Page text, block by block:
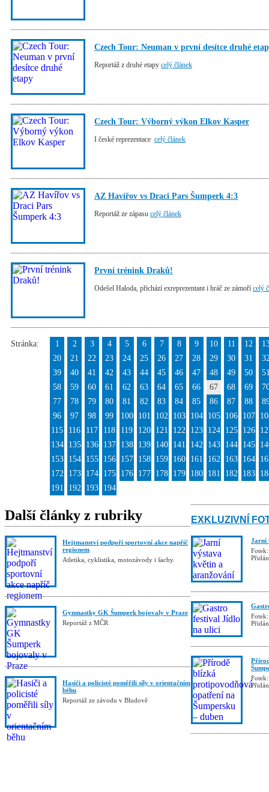
Czech Tour: Neuman v první desítce druhé
Reportáž z druhé etapy celý článek
Czech Tour: Výborný výkon Elkov Kasper
I české reprezentace celý článek
AZ Havířov vs Draci Pars Šumperk 4:3
Reportáž ze zápasu celý článek
První trénink Draků!
Odešel Haloda, přichází exreprezentant i hráč ze zámoří celý
Stránka: 1 2 3 4 5 6 7 8 9 10 11 12
20
21 22 23 24 25 26 27 28 29 30 31
39
40 41 42 43 44 45 46 47 48 49 50
58
59 60 61 62 63 64 65 66 67 68 69
77
78 79 80 81 82 83 84 85 86 87 88
96
97 98 99 100 101 102 103 104 105 106 107
115
116 117 118 119 120 121 122 123 124 125 126
134
135 136 137 138 139 140 141 142 143 144 145
153
154 155 156 157 158 159 160 161 162 163 164
172
173 174 175 176 177 178 179 180 181 182 183
191
192 193 194
Další články z rubriky
Hejtmanství podpoří sportovní akce napříč
regionem
Atletika, cyklistika, motozávody i šachy.
Gymnastky GK Šumperk bojovaly v Praze
Reportáž z MČR
Hasiči a policisté poměřili síly v orientačním
běhu
Reportáž ze závodu v Bludově
EXKLUZIVNÍ
Jarní